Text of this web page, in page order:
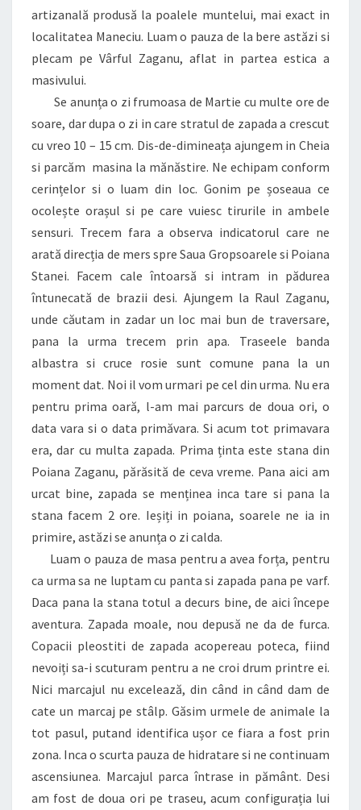
artizanală produsă la poalele muntelui, mai exact in
localitatea Maneciu. Luam o pauza de la bere astăzi si
plecam pe Vârful Zaganu, aflat in partea estica a
masivului.
Se anunța o zi frumoasa de Martie cu multe ore de
soare, dar dupa o zi in care stratul de zapada a crescut
cu vreo 10 – 15 cm. Dis-de-dimineața ajungem in Cheia
si parcăm masina la mănăstire. Ne echipam conform
cerințelor si o luam din loc. Gonim pe șoseaua ce
ocolește orașul si pe care vuiesc tirurile in ambele
sensuri. Trecem fara a observa indicatorul care ne
arată direcția de mers spre Saua Gropsoarele si Poiana
Stanei. Facem cale întoarsă si intram in pădurea
întunecată de brazii desi. Ajungem la Raul Zaganu,
unde căutam in zadar un loc mai bun de traversare,
pana la urma trecem prin apa. Traseele banda
albastra si cruce rosie sunt comune pana la un
moment dat. Noi il vom urmari pe cel din urma. Nu era
pentru prima oară, l-am mai parcurs de doua ori, o
data vara si o data primăvara. Si acum tot primavara
era, dar cu multa zapada. Prima ținta este stana din
Poiana Zaganu, părăsită de ceva vreme. Pana aici am
urcat bine, zapada se menținea inca tare si pana la
stana facem 2 ore. Ieșiți in poiana, soarele ne ia in
primire, astăzi se anunța o zi calda.
Luam o pauza de masa pentru a avea forța, pentru
ca urma sa ne luptam cu panta si zapada pana pe varf.
Daca pana la stana totul a decurs bine, de aici începe
aventura. Zapada moale, nou depusă ne da de furca.
Copacii pleostiti de zapada acopereau poteca, fiind
nevoiți sa-i scuturam pentru a ne croi drum printre ei.
Nici marcajul nu excelează, din când in când dam de
cate un marcaj pe stâlp. Găsim urmele de animale la
tot pasul, putand identifica ușor ce fiara a fost prin
zona. Inca o scurta pauza de hidratare si ne continuam
ascensiunea. Marcajul parca întrase in pământ. Desi
am fost de doua ori pe traseu, acum configurația lui